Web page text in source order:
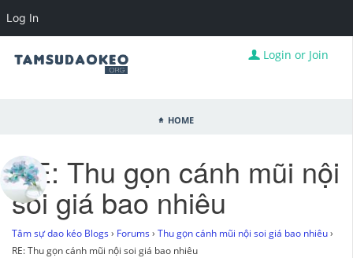
Login or Join
Home
RE: Thu gọn cánh mũi nội
soi giá bao nhiêu
Tâm sự dao kéo Blogs › Forums › Thu gọn cánh mũi nội soi giá bao nhiêu›
RE: Thu gọn cánh mũi nội soi giá bao nhiêu
Log In